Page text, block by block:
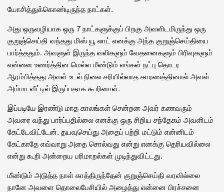
யோசித்துக்கொண்டிருந்த நாட்கள்.
அது ஒருவழியாக ஒரு 7 நாட்களுக்குப் பிறகு அவளிடமிருந்து ஒரு
குறுஞ்செய்தி வந்தது மிஸ் யூ லாட் எனக்கு அந்த குறுஞ்செய்தியை
பார்த்ததும். அவளுள் இருந்த வலிகளும் வேதனைகளும் பிரிவுகளும்
என்னை உணர்த்தின மெல்ல மீண்டும் எங்கள் நட்பு தொடர
ஆரம்பித்தது அவள் உடல் நிலை சரியில்லாத காரணத்தினால் அவள்
அம்மா வீட்டில் இருப்பதாக கூறினாள்.
இப்படியே இரண்டு மாத காலங்கள் சென்றன அவர் கணவரும்
அவரை வந்து பார்ப்பதில்லை எனக்கு ஒரு சிறிய சந்தேகம் அவளிடம்
கேட்டேவிட்டேன். தயவுசெய்து அதைப் பற்றி மட்டும் என்னிடம்
கேட்காதே எவ்வாறு அதை சொல்வது என்று எனக்கு தெரியவில்லை
என்று கூறி அன்றைய பரிமாறல்கள் முடிந்துவிட்டது.
மீண்டும் அடுத்த நாள் காத்திருந்தேன் குறுஞ்செய்தி வரவில்லை
நானே அவளை தொலைபேசியில் அழைத்து என்னை பிரச்சனை